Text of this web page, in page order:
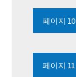
페이지 10
페이지 11